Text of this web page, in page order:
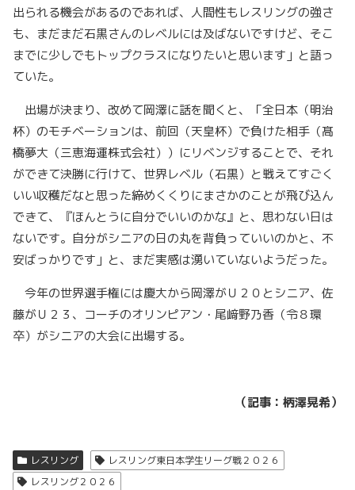
出られる機会があるのであれば、人間性もレスリングの強さ
も、まだまだ石黒さんのレベルには及ばないですけど、そこ
までに少しでもトップクラスになりたいと思います」と語っ
ていた。
出場が決まり、改めて岡澤に話を聞くと、「全日本（明治
杯）のモチベーションは、前回（天皇杯）で負けた相手（髙
橋夢大（三恵海運株式会社））にリベンジすることで、それ
ができて決勝に行けて、世界レベル（石黒）と戦えてすごく
いい収穫だなと思った締めくくりにまさかのことが飛び込ん
できて、『ほんとうに自分でいいのかな』と、思わない日は
ないです。自分がシニアの日の丸を背負っていいのかと、不
安ばっかりです」と、まだ実感は湧いていないようだった。
今年の世界選手権には慶大から岡澤がＵ２０とシニア、佐
藤がＵ２３、コーチのオリンピアン・尾﨑野乃香（令８環
卒）がシニアの大会に出場する。
（記事：柄澤晃希）
レスリング
レスリング東日本学生リーグ戦２０２６
レスリング２０２６